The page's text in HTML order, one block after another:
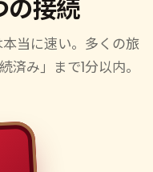
の接続
当に速い。多くの旅
み」まで1分以内。